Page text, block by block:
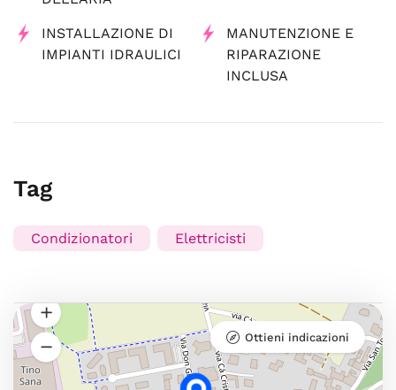
INSTALLAZIONE DI
IMPIANTI IDRAULICI
MANUTENZIONE E
RIPARAZIONE
INCLUSA
Tag
Condizionatori Elettricisti
Ottieni indicazioni